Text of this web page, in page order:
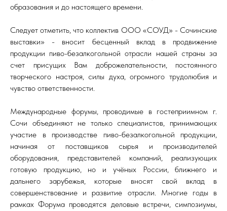
образования и до настоящего времени.
Следует отметить, что коллектив ООО «СОУД» - Сочинские
выставки» - вносит бесценный вклад в продвижение
продукции пиво-безалкогольной отрасли нашей страны за
счет присущих Вам доброжелательности, постоянного
творческого настроя, силы духа, огромного трудолюбия и
чувство ответственности.
Международные форумы, проводимые в гостеприимном г.
Сочи объединяют не только специалистов, принимающих
участие в производстве пиво-безалкогольной продукции,
начиная от поставщиков сырья и производителей
оборудования, представителей компаний, реализующих
готовую продукцию, но и учёных России, ближнего и
дальнего зарубежья, которые вносят свой вклад в
совершенствование и развитие отрасли. Многие годы в
рамках Форума проводятся деловые встречи, симпозиумы,